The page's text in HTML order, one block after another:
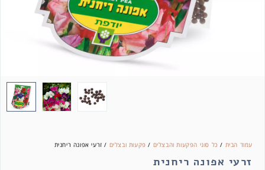
עמוד הבית / כל סוגי הפקעות והבצלים / פקעות ובצלים / זרעי אפונה ריחנית
זרעי אפונה ריחנית